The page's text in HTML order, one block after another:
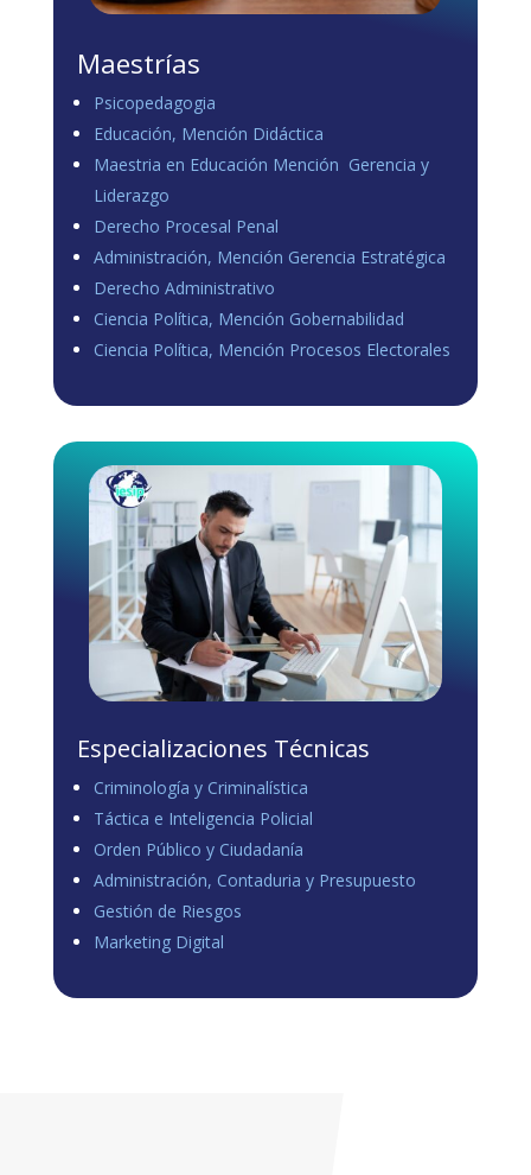
Maestrías
Psicopedagogia
Educación, Mención Didáctica
Maestria en Educación Mención Gerencia y
Liderazgo
Derecho Procesal Penal
Administración, Mención Gerencia Estratégica
Derecho Administrativo
Ciencia Política, Mención Gobernabilidad
Ciencia Política, Mención Procesos Electorales
Especializaciones Técnicas
Criminología y Criminalística
Táctica e Inteligencia Policial
Orden Público y Ciudadanía
Administración, Contaduria y Presupuesto
Gestión de Riesgos
Marketing Digital